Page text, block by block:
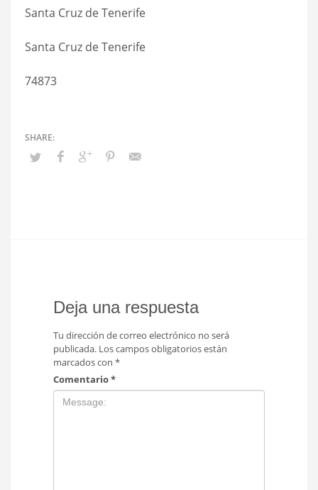
Santa Cruz de Tenerife
Santa Cruz de Tenerife
74873
Deja una respuesta
Tu dirección de correo electrónico no será
publicada. Los campos obligatorios están
marcados con *
Comentario*